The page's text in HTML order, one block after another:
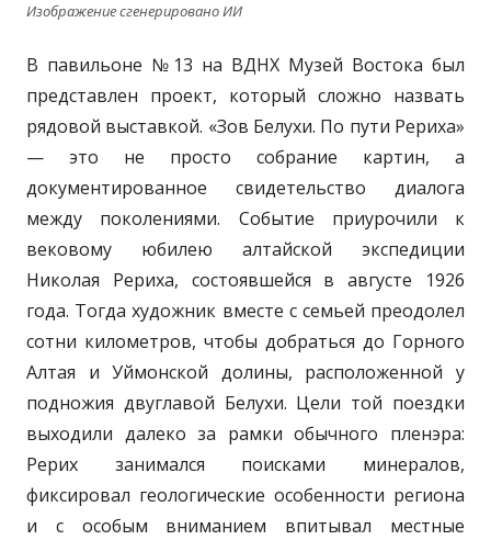
Изображение сгенерировано ИИ
В павильоне №13 на ВДНХ Музей Востока был
представлен проект, который сложно назвать
рядовой выставкой. «Зов Белухи. По пути Рериха»
— это не просто собрание картин, а
документированное свидетельство диалога
между поколениями. Событие приурочили к
вековому юбилею алтайской экспедиции
Николая Рериха, состоявшейся в августе 1926
года. Тогда художник вместе с семьей преодолел
сотни километров, чтобы добраться до Горного
Алтая и Уймонской долины, расположенной у
подножия двуглавой Белухи. Цели той поездки
выходили далеко за рамки обычного пленэра:
Рерих занимался поисками минералов,
фиксировал геологические особенности региона
и с особым вниманием впитывал местные